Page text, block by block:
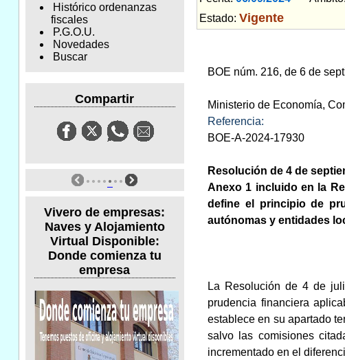
Histórico ordenanzas
fiscales
P.G.O.U.
Novedades
Buscar
Compartir
Vivero de empresas:
Naves y Alojamiento
Virtual Disponible:
Donde comienza tu
empresa
Estado: Vigente
BOE núm. 216, de 6 de
Ministerio de Economía,
Referencia:
BOE-A-2024-17930
Resolución de 4 de
Anexo 1 incluido en la
define el principio de
autónomas y entidades
La Resolución de 4 de
prudencia financiera
establece en su apartado
salvo las comisiones
incrementado en el